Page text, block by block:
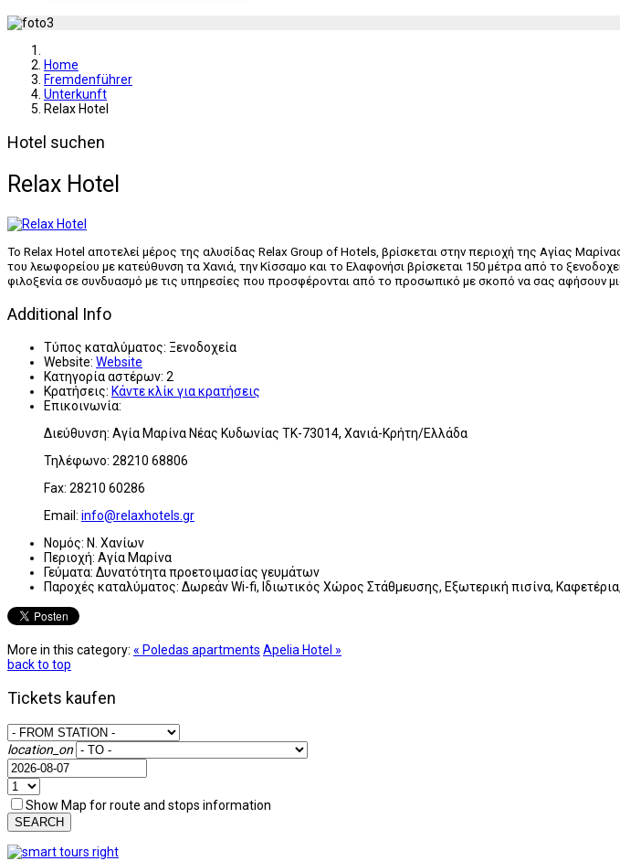
Home
Fremdenführer
Unterkunft
Relax Hotel
Hotel suchen
Relax Hotel
Το Relax Hotel αποτελεί μέρος της αλυσίδας Relax Group of Hotels , βρίσκεται στην περιοχή της Αγίας
του λεωφορείου με κατεύθυνση τα Χανιά, την Κίσσαμο και το Ελαφονήσι βρίσκεται 150 μέτρα από το
φιλοξενία σε συνδυασμό με τις υπηρεσίες που προσφέρονται από το προσωπικό με σκοπό να σας αφήσουν
Additional Info
Τύπος καταλύματος: Ξενοδοχεία
Website: Website
Κατηγορία αστέρων: 2
Κρατήσεις: Κάντε κλίκ για κρατήσεις
Επικοινωνία:
Διεύθυνση: Αγία Μαρίνα Νέας Κυδωνίας ΤΚ-73014, Χανιά-Κρήτη/Ελλάδα
Τηλέφωνο: 28210 68806
Fax: 28210 60286
Email: info@relaxhotels.gr
Νομός: Ν. Χανίων
Περιοχή: Αγία Μαρίνα
Γεύματα: Δυνατότητα προετοιμασίας γευμάτων
Παροχές καταλύματος: Δωρεάν Wi-fi, Ιδιωτικός Χώρος Στάθμευσης, Εξωτερική πισίνα,
More in this category: « Poledas apartments Apelia Hotel »
back to top
Tickets kaufen
location_on
Show Map for route and stops information
SEARCH